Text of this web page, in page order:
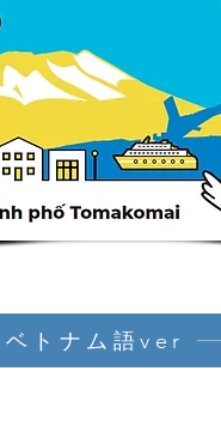
ベトナム語ver